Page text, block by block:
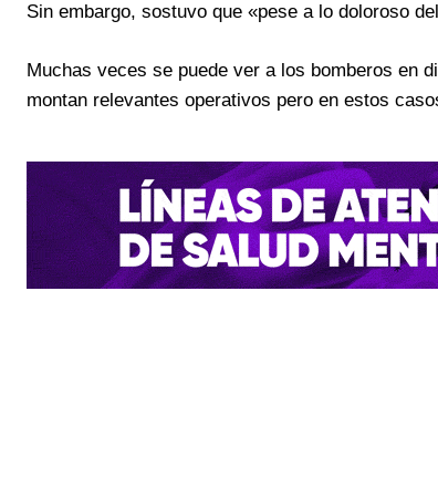
Sin embargo, sostuvo que «pese a lo doloroso
Muchas veces se puede ver a los bomberos en
montan relevantes operativos pero en estos